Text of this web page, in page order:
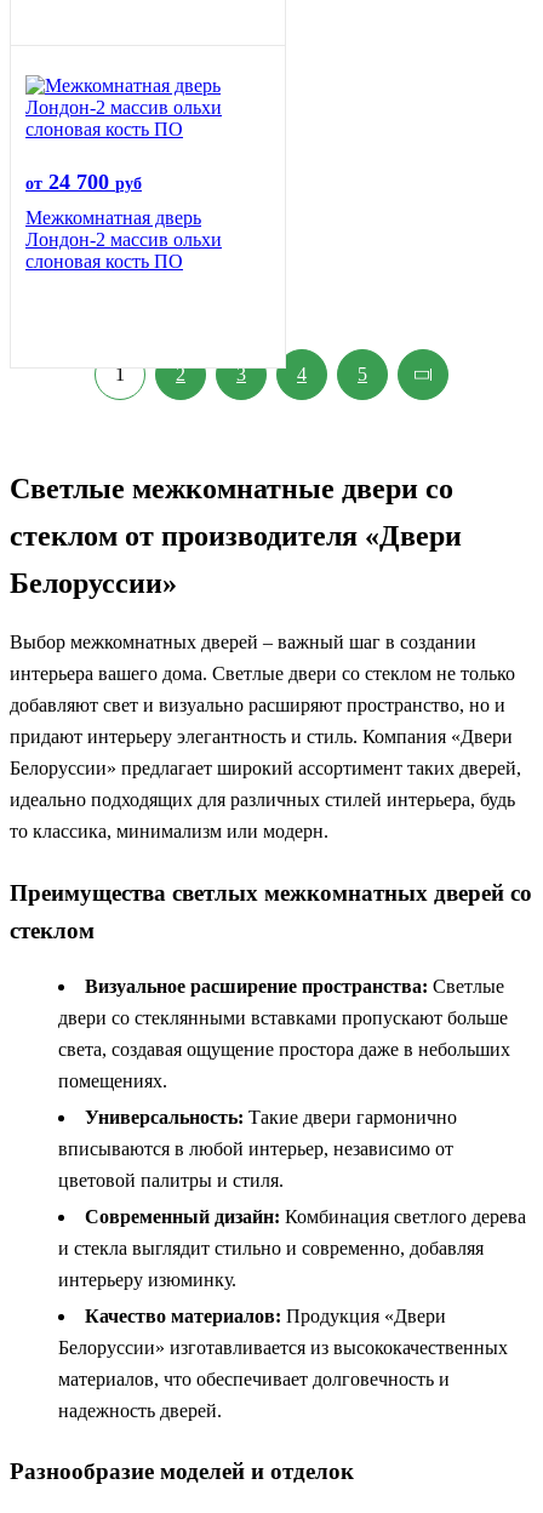
от 24 700 руб
Межкомнатная дверь
Лондон-2 массив ольхи
слоновая кость ПО
1 2 3 4 5
Светлые межкомнатные двери со
стеклом от производителя «Двери
Белоруссии»
Выбор межкомнатных дверей – важный шаг в создании
интерьера вашего дома. Светлые двери со стеклом не только
добавляют свет и визуально расширяют пространство, но и
придают интерьеру элегантность и стиль. Компания «Двери
Белоруссии» предлагает широкий ассортимент таких дверей,
идеально подходящих для различных стилей интерьера, будь
то классика, минимализм или модерн.
Преимущества светлых межкомнатных дверей со
стеклом
Визуальное расширение пространства: Светлые
двери со стеклянными вставками пропускают больше
света, создавая ощущение простора даже в небольших
помещениях.
Универсальность: Такие двери гармонично
вписываются в любой интерьер, независимо от
цветовой палитры и стиля.
Современный дизайн: Комбинация светлого дерева
и стекла выглядит стильно и современно, добавляя
интерьеру изюминку.
Качество материалов: Продукция «Двери
Белоруссии» изготавливается из высококачественных
материалов, что обеспечивает долговечность и
надежность дверей.
Разнообразие моделей и отделок